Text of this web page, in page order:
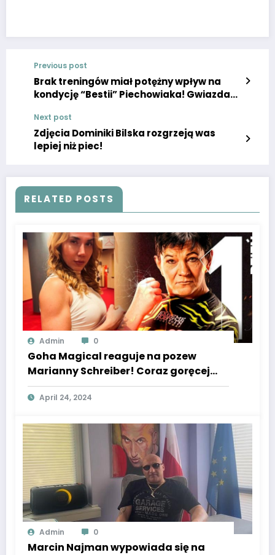
Previous post
Brak treningów miał potężny wpływ na
kondycję “Bestii” Piechowiaka! Gwiazda
wydarzyło po kontuzji. Mówi o słabej
formie
Next post
Zdjęcia Dominiki Bilska rozgrzeją was
lepiej niż piec!
RELATED POSTS
Admin 0
Goha Magical reaguje na pozew
Marianny Schreiber! Coraz goręcej
między zawodniczkami Clout MMA
April 24, 2024
Admin 0
Marcin Najman wypowiada się na